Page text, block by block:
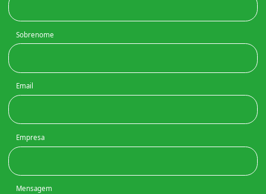
Sobrenome
Email
Empresa
Mensagem